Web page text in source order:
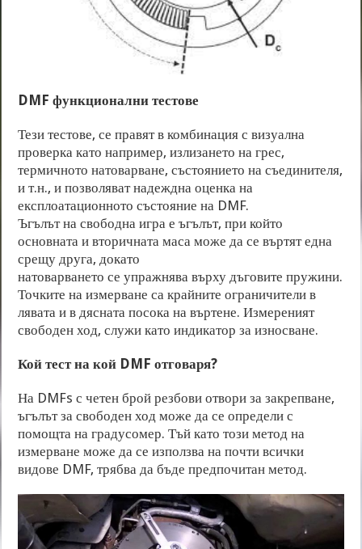
DMF функционални тестове
Тези тестове, се правят в комбинация с визуална
проверка като например, излизането на грес,
термичното натоварване, състоянието на съединителя,
и т.н., и позволяват надеждна оценка на
експлоатационното състояние на DMF.
Ъгълът на свободна игра е ъгълът, при който
основната и вторичната маса може да се въртят една
срещу друга, докато
натоварването се упражнява върху дъговите пружини.
Точките на измерване са крайните ограничители в
лявата и в дясната посока на въртене. Измереният
свободен ход, служи като индикатор за износване.
Кой тест на кой DMF отговаря?
На DMFs с четен брой резбови отвори за закрепване,
ъгълът за свободен ход може да се определи с
помощта на градусомер. Тъй като този метод на
измерване може да се използва на почти всички
видове DMF, трябва да бъде предпочитан метод.